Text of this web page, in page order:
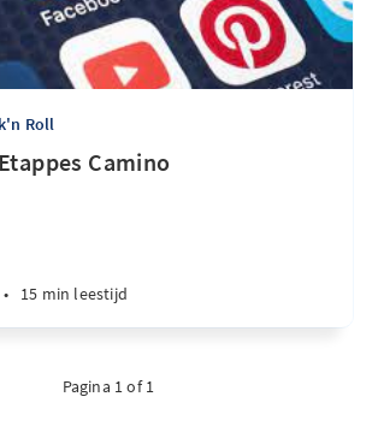
Roll
Camino
• 15 min leestijd
Pagina 1 of 1